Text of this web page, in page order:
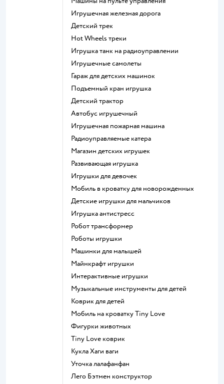
Игрушечная железная дорога
Детский трек
Hot Wheels треки
Игрушка танк на радиоуправлении
Игрушечные самолеты
Гараж для детских машинок
Подъемный кран игрушка
Детский трактор
Автобус игрушечный
Игрушечная пожарная машина
Радиоуправляемые катера
Магазин детских игрушек
Развивающая игрушка
Игрушки для девочек
Мобиль в кроватку для новорожденных
Детские игрушки для мальчиков
Игрушка антистресс
Робот трансформер
Роботы игрушки
Машинки для малышей
Майнкрафт игрушки
Интерактивные игрушки
Музыкальные инструменты для детей
Коврик для детей
Мобиль на кроватку Tiny Love
Фигурки животных
Tiny Love коврик
Кукла Хаги ваги
Уточка лалафанфан
Лего Бэтмен конструктор